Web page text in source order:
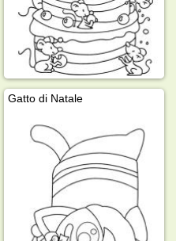
Gatto di Natale